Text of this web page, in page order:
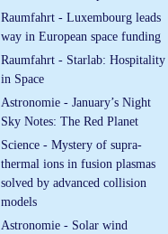
Raumfahrt - Luxembourg leads
way in European space funding
Raumfahrt - Starlab: Hospitality
in Space
Astronomie - January’s Night
Sky Notes: The Red Planet
Science - Mystery of supra-
thermal ions in fusion plasmas
solved by advanced collision
models
Astronomie - Solar wind